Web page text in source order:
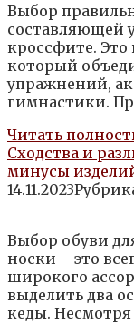
Выбор
составляющей
кроссфите.
который
упражнений,
гимнастики.
Читать
Сходства и
минусы
14.11.2023
Выбор обуви
носки – это
широкого
выделить два
кеды.